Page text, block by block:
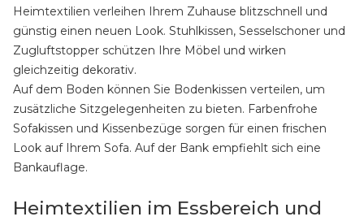
Heimtextilien verleihen Ihrem Zuhause blitzschnell und
günstig einen neuen Look. Stuhlkissen, Sesselschoner und
Zugluftstopper schützen Ihre Möbel und wirken
gleichzeitig dekorativ.
Auf dem Boden können Sie Bodenkissen verteilen, um
zusätzliche Sitzgelegenheiten zu bieten. Farbenfrohe
Sofakissen und Kissenbezüge sorgen für einen frischen
Look auf Ihrem Sofa. Auf der Bank empfiehlt sich eine
Bankauflage.
Heimtextilien im Essbereich und